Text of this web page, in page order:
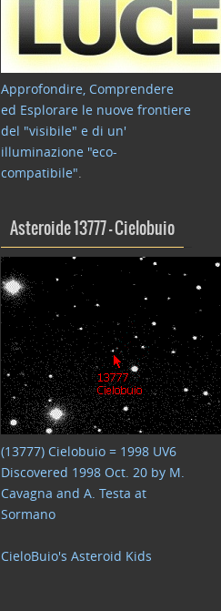
Approfondire, Comprendere
ed Esplorare le nuove frontiere
del "visibile" e di un'
illuminazione "eco-
compatibile".
Asteroide 13777 – Cielobuio
(13777) Cielobuio = 1998 UV6
Discovered 1998 Oct. 20 by M.
Cavagna and A. Testa at
Sormano
CieloBuio's Asteroid Kids